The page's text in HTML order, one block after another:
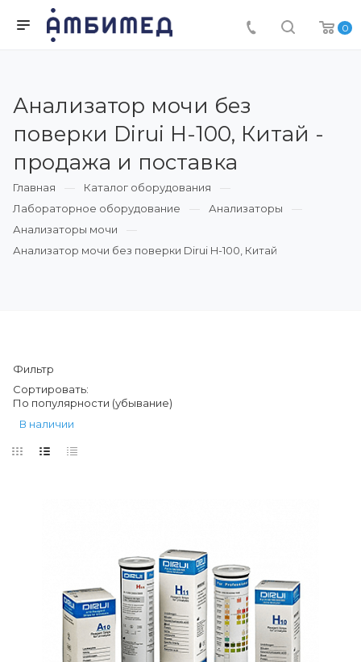
0
Анализатор мочи без
поверки Dirui H-100, Китай -
продажа и поставка
Главная
Каталог оборудования
Лабораторное оборудование
Анализаторы
Анализаторы мочи
Анализатор мочи без поверки Dirui H-100, Китай
Фильтр
Сортировать:
По популярности (убывание)
В наличии